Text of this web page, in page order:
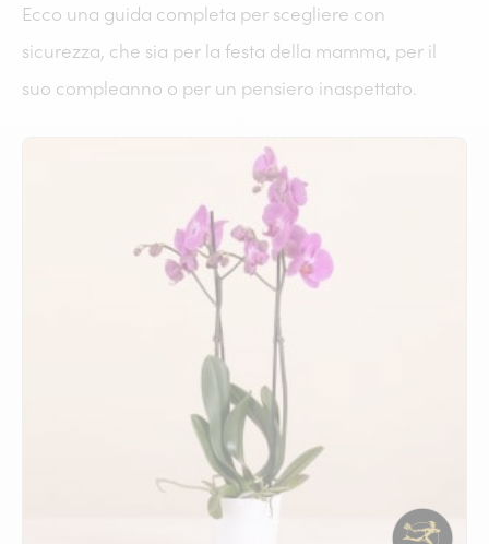
Ecco una guida completa per scegliere con
sicurezza, che sia per la festa della mamma, per il
suo compleanno o per un pensiero inaspettato.